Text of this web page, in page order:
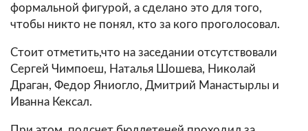
формальной фигурой, а сделано это для того,
чтобы никто не понял, кто за кого проголосовал.
Стоит отметить,что на заседании отсутствовали
Сергей Чимпоеш, Наталья Шошева, Николай
Драган, Федор Яниогло, Дмитрий Манастырлы и
Иванна Кексал.